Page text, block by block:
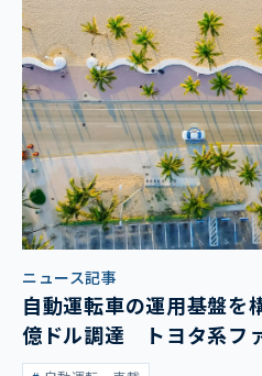
ニュース記事
自動運転車の運用基盤
億ドル調達 トヨタ系フ